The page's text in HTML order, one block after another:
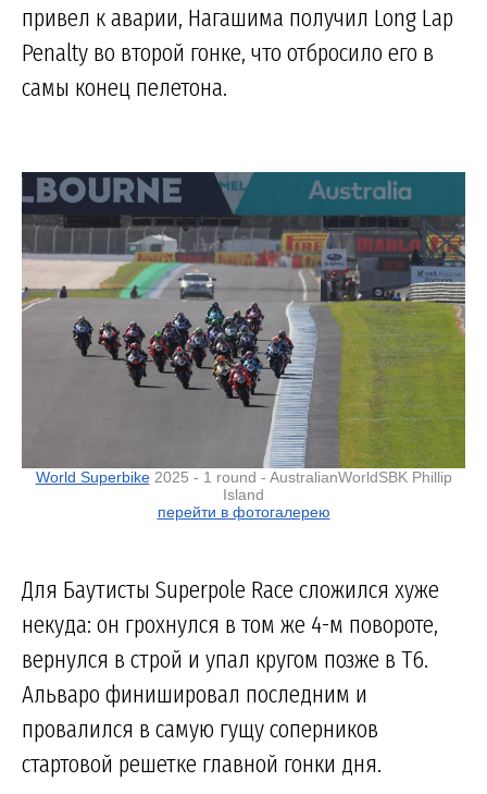
привел к аварии, Нагашима получил Long Lap
Penalty во второй гонке, что отбросило его в
самы конец пелетона.
World Superbike2025 - 1 round - AustralianWorldSBK Phillip
Island
перейти в фотогалерею
Для Баутисты Superpole Race сложился хуже
некуда: он грохнулся в том же 4-м повороте,
вернулся в строй и упал кругом позже в Т6.
Альваро финишировал последним и
провалился в самую гущу соперников
стартовой решетке главной гонки дня.